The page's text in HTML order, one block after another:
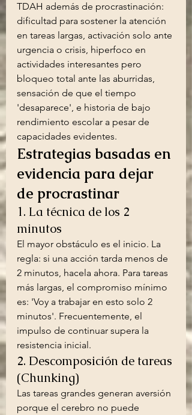
TDAH además de procrastinación:
dificultad para sostener la atención
en tareas largas, activación solo ante
urgencia o crisis, hiperfoco en
actividades interesantes pero
bloqueo total ante las aburridas,
sensación de que el tiempo
'desaparece', e historia de bajo
rendimiento escolar a pesar de
capacidades evidentes.
Estrategias basadas en
evidencia para dejar
de procrastinar
1. La técnica de los 2
minutos
El mayor obstáculo es el inicio. La
regla: si una acción tarda menos de
2 minutos, hacela ahora. Para tareas
más largas, el compromiso mínimo
es: 'Voy a trabajar en esto solo 2
minutos'. Frecuentemente, el
impulso de continuar supera la
resistencia inicial.
2. Descomposición de tareas
(Chunking)
Las tareas grandes generan aversión
porque el cerebro no puede